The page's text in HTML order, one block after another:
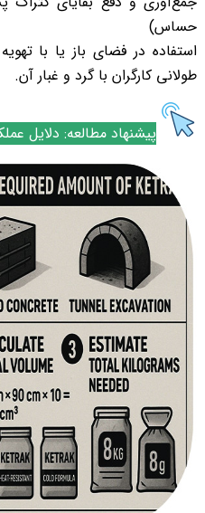
حساس)
استفاده در فضای باز یا با
طولانی کارگران با گرد و غبار آن.
پیشنهاد مطالعه: دلایل